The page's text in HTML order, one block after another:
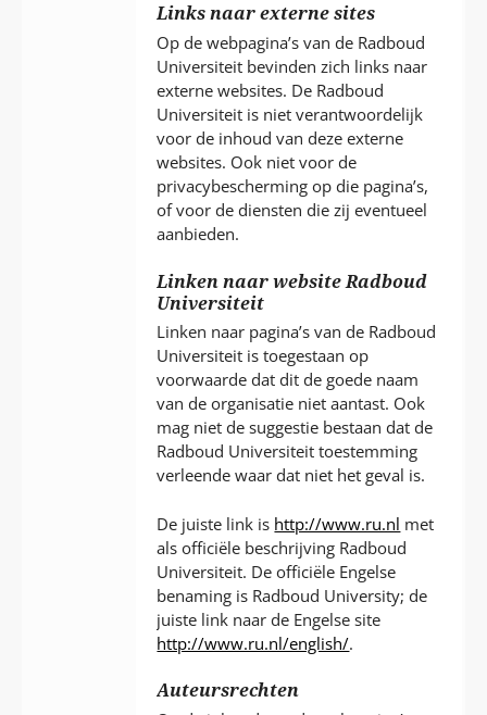
Links naar externe sites
Op de webpagina’s van de Radboud
Universiteit bevinden zich links naar
externe websites. De Radboud
Universiteit is niet verantwoordelijk
voor de inhoud van deze externe
websites. Ook niet voor de
privacybescherming op die pagina’s,
of voor de diensten die zij eventueel
aanbieden.
Linken naar website Radboud
Universiteit
Linken naar pagina’s van de Radboud
Universiteit is toegestaan op
voorwaarde dat dit de goede naam
van de organisatie niet aantast. Ook
mag niet de suggestie bestaan dat de
Radboud Universiteit toestemming
verleende waar dat niet het geval is.
De juiste link is http://www.ru.nl met
als officiële beschrijving Radboud
Universiteit. De officiële Engelse
benaming is Radboud University; de
juiste link naar de Engelse site
http://www.ru.nl/english/.
Auteursrechten